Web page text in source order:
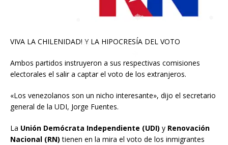
❅
VIVA LA CHILENIDAD! Y LA HIPOCRESÍA DEL VOTO
Ambos partidos instruyeron a sus respectivas comisiones
electorales el salir a captar el voto de los extranjeros.
«Los venezolanos son un nicho interesante», dijo el secretario
general de la UDI, Jorge Fuentes.
La Unión Demócrata Independiente (UDI) y Renovación
Nacional (RN) tienen en la mira el voto de los inmigrantes